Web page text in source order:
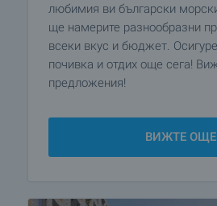
любимия ви български
ще намерите разнообразни
всеки вкус и бюджет.
почивка и отдих още сега!
предложения!
ВИЖТЕ ОЩЕ